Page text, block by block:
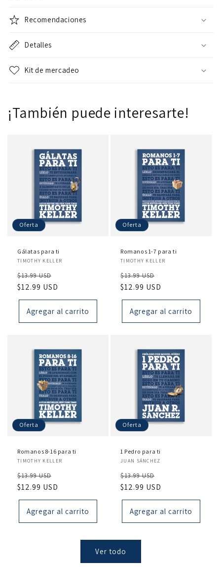
Recomendaciones
Detalles
Kit de mercadeo
¡También puede interesarte!
Oferta
Gálatas para ti
Proveedor:
TIMOTHY KELLER
Precio
habitual
$13.99 USD
de
oferta
$12.99 USD
Agregar al carrito
Oferta
Romanos 1-7 para ti
Proveedor:
TIMOTHY KELLER
Precio
habitual
$13.99 USD
de
oferta
$12.99 USD
Agregar al carrito
Oferta
Romanos 8-16 para ti
Proveedor:
TIMOTHY KELLER
Precio
habitual
$13.99 USD
de
oferta
$12.99 USD
Agregar al carrito
Oferta
1 Pedro para ti
Proveedor:
JUAN SÁNCHEZ
Precio
habitual
$13.99 USD
de
oferta
$12.99 USD
Agregar al carrito
Ver todo